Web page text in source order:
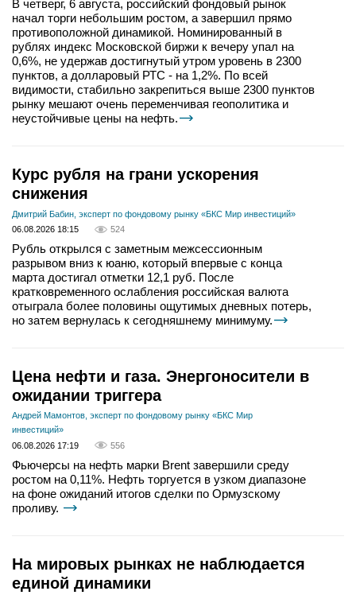
В четверг, 6 августа, российский фондовый рынок
начал торги небольшим ростом, а завершил прямо
противоположной динамикой. Номинированный в
рублях индекс Московской биржи к вечеру упал на
0,6%, не удержав достигнутый утром уровень в 2300
пунктов, а долларовый РТС - на 1,2%. По всей
видимости, стабильно закрепиться выше 2300 пунктов
рынку мешают очень переменчивая геополитика и
неустойчивые цены на нефть.
Курс рубля на грани ускорения
снижения
Дмитрий Бабин, эксперт по фондовому рынку «БКС Мир инвестиций»
06.08.2026 18:15
524
Рубль открылся с заметным межсессионным
разрывом вниз к юаню, который впервые с конца
марта достигал отметки 12,1 руб. После
кратковременного ослабления российская валюта
отыграла более половины ощутимых дневных потерь,
но затем вернулась к сегодняшнему минимуму.
Цена нефти и газа. Энергоносители в
ожидании триггера
Андрей Мамонтов, эксперт по фондовому рынку «БКС Мир
инвестиций»
06.08.2026 17:19
556
Фьючерсы на нефть марки Brent завершили среду
ростом на 0,11%. Нефть торгуется в узком диапазоне
на фоне ожиданий итогов сделки по Ормузскому
проливу.
На мировых рынках не наблюдается
единой динамики